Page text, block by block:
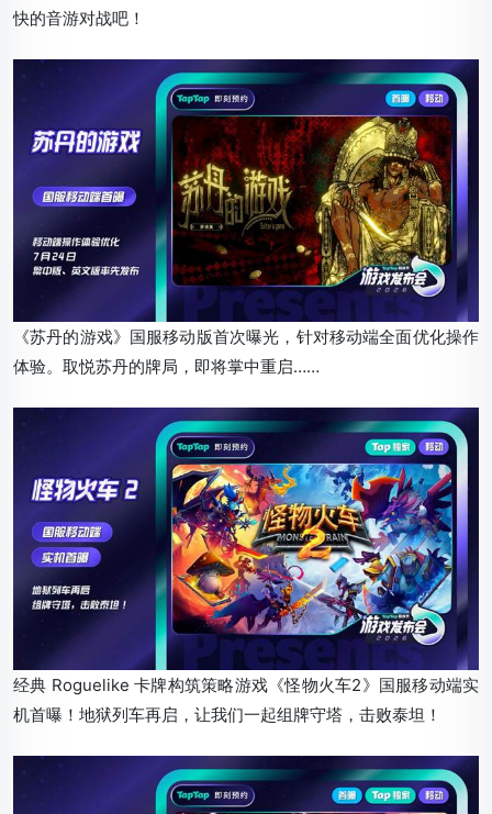
快的音游对战吧！
《苏丹的游戏》国服移动版首次曝光，针对移动端全面优化操作
体验。取悦苏丹的牌局，即将掌中重启……
经典 Roguelike 卡牌构筑策略游戏《怪物火车2》国服移动端实
机首曝！地狱列车再启，让我们一起组牌守塔，击败泰坦！